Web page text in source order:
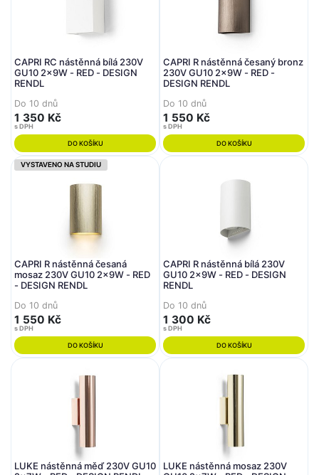
CAPRI RC nástěnná bílá 230V
GU10 2x9W - RED - DESIGN
RENDL
Do 10 dnů
1 350 Kč
s DPH
DO KOŠÍKU
CAPRI R nástěnná česaný bronz
230V GU10 2x9W - RED -
DESIGN RENDL
Do 10 dnů
1 550 Kč
s DPH
DO KOŠÍKU
VYSTAVENO NA STUDIU
CAPRI R nástěnná česaná
mosaz 230V GU10 2x9W - RED
- DESIGN RENDL
Do 10 dnů
1 550 Kč
s DPH
DO KOŠÍKU
CAPRI R nástěnná bílá 230V
GU10 2x9W - RED - DESIGN
RENDL
Do 10 dnů
1 300 Kč
s DPH
DO KOŠÍKU
LUKE nástěnná měď 230V GU10
LUKE nástěnná mosaz 230V